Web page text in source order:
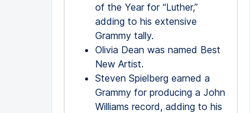
of the Year for “Luther,”
adding to his extensive
Grammy tally.
Olivia Dean was named Best
New Artist.
Steven Spielberg earned a
Grammy for producing a John
Williams record, adding to his